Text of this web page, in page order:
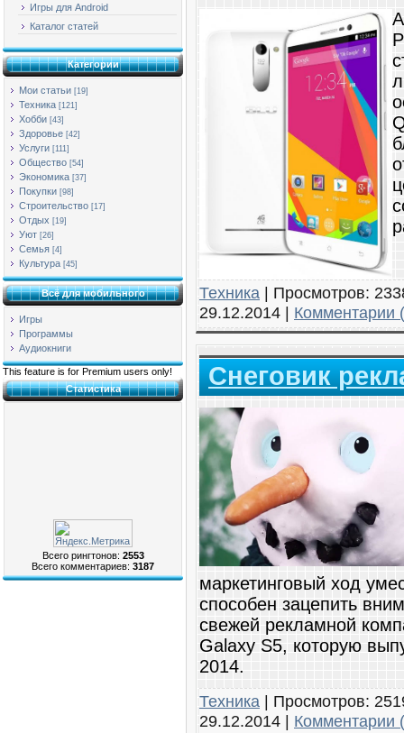
Игры для Android
Каталог статей
Категории
Мои статьи [19]
Техника [121]
Хобби [43]
Здоровье [42]
Услуги [111]
Общество [54]
Экономика [37]
Покупки [98]
Строительство [17]
Отдых [19]
Уют [26]
Семья [4]
Культура [45]
Всё для мобильного
Игры
Программы
Аудиокниги
This feature is for Premium users only!
Статистика
Всего рингтонов: 2553
Всего комментариев: 3187
Техника | Просмотров:
29.12.2014 | Комментарии
Снеговик
маркетинговый ход
способен зацепить
свежей рекламной
Galaxy S5, которую
2014.
Техника | Просмотров:
29.12.2014 | Комментарии